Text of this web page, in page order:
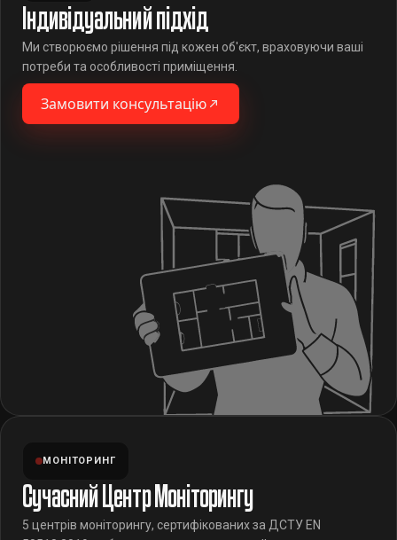
Індивідуальний підхід
Ми створюємо рішення під кожен об'єкт, враховуючи ваші
потреби та особливості приміщення.
Замовити консультацію
МОНІТОРИНГ
Сучасний Центр Моніторингу
5 центрів моніторингу, сертифікованих за ДСТУ EN